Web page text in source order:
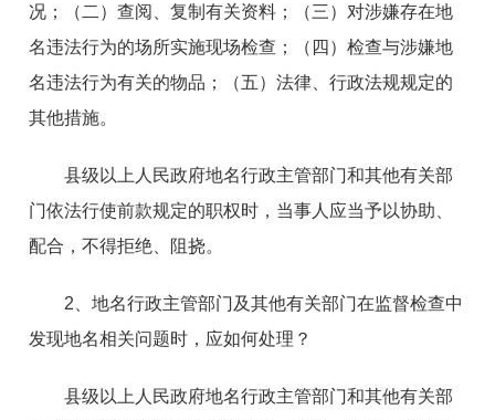
况；（二）查阅、复制有关资料；（三）对涉嫌存在地
名违法行为的场所实施现场检查；（四）检查与涉嫌地
名违法行为有关的物品；（五）法律、行政法规规定的
其他措施。
县级以上人民政府地名行政主管部门和其他有关部
门依法行使前款规定的职权时，当事人应当予以协助、
配合，不得拒绝、阻挠。
2、地名行政主管部门及其他有关部门在监督检查中
发现地名相关问题时，应如何处理？
县级以上人民政府地名行政主管部门和其他有关部